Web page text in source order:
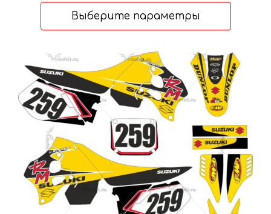
–
Выберите параметры
Этот
товар
имеет
несколько
вариаций.
Опции
можно
выбрать
на
странице